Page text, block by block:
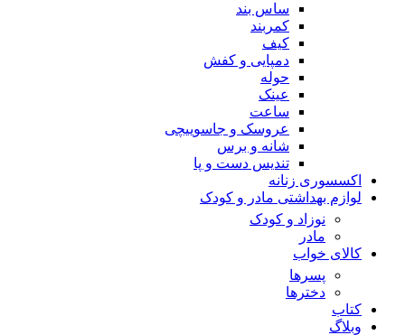
ساس بند
کمربند
کیف
دمپایی و کفش
حوله
عینک
ساعت
عروسک و جاسوییچی
شانه و برس
تندیس دست و پا
اکسسوری زنانه
لوازم بهداشتی مادر و کودک
نوزاد و کودک
مادر
کالای خواب
پسرها
دخترها
کتاب
وبلاگ